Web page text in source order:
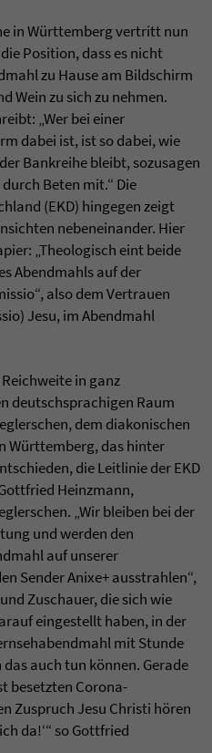
in Württemberg vertritt nun
Position, dass es nicht
zu Hause am Bildschirm
Wein zu sich zu nehmen.
„Wer bei einer
dabei ist, ist so dabei, wie
Bankreihe bleibt, sozusagen
Beten mit.“ Die
(EKD) hingegen zeigt
nebeneinander. Hier
„Theologisch eint beide
Abendmahls auf der
also dem Vertrauen
Jesu, im Abendmahl
in ganz
deutschsprachigen Raum
dem diakonischen
Württemberg, das hinter
die Leitlinie der EKD
Heinzmann,
„Wir bleiben bei der
und werden den
auf unserer
Sender Anixe+ ausstrahlen“,
Zuschauer, die sich wie
eingestellt haben, in der
mit Stunde
auch tun können. Gerade
besetzten Corona-
Zuspruch Jesu Christi hören
da!‘“ so Gottfried